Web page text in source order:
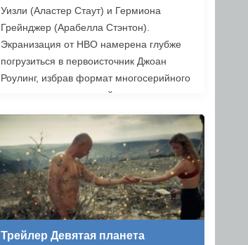
Уизли (Аластер Стаут) и Гермиона
Грейнджер (Арабелла Стэнтон).
Экранизация от HBO намерена глубже
погрузиться в первоисточник Джоан
Роулинг, избрав формат многосерийного
повествования, который позволяет лучше
Трейлер Девятая планета